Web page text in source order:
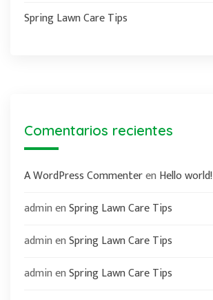
Spring Lawn Care Tips
Comentarios recientes
A WordPress Commenteren Hello world!
adminenSpring Lawn Care Tips
adminenSpring Lawn Care Tips
adminenSpring Lawn Care Tips